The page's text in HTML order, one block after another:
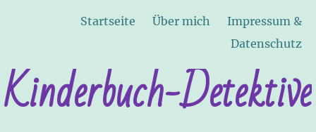
Startseite Über mich
Impressum &
Datenschutz
Kinderbuch-Detektive